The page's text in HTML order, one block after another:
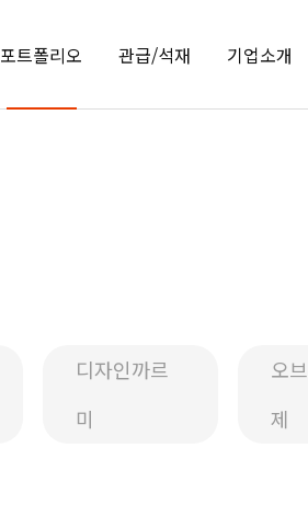
포트폴리오 관급/석재 기업소개
디자인까르
미
오브
제